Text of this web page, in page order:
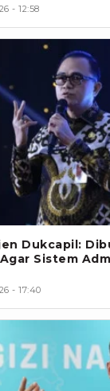
- 12:58
Dukcapil:
Sistem
- 17:40